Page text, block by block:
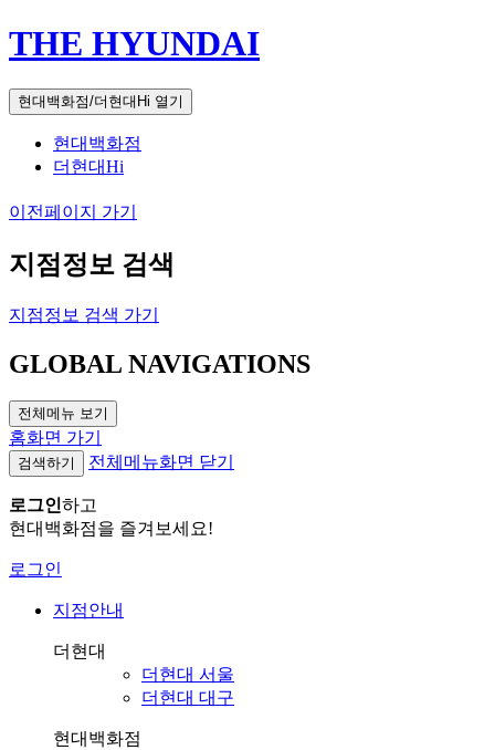
THE HYUNDAI
현대백화점/더현대Hi 열기
현대백화점
더현대Hi
이전페이지 가기
지점정보 검색
지점정보 검색 가기
GLOBAL NAVIGATIONS
전체메뉴 보기
홈화면 가기
검색하기 전체메뉴화면 닫기
로그인하고
현대백화점을 즐겨보세요!
로그인
지점안내
더현대
더현대 서울
더현대 대구
현대백화점